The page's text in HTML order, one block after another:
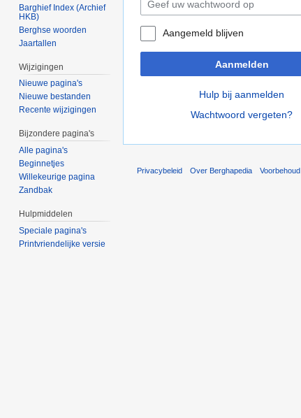
Aangemeld blijven
Aanmelden
Hulp bij aanmelden
Wachtwoord vergeten?
Barghief Index (Archief
HKB)
Berghse woorden
Jaartallen
Wijzigingen
Nieuwe pagina's
Nieuwe bestanden
Recente wijzigingen
Bijzondere pagina's
Alle pagina's
Beginnetjes
Willekeurige pagina
Zandbak
Hulpmiddelen
Speciale pagina's
Printvriendelijke versie
Privacybeleid Over Berghapedia Voorbehoud